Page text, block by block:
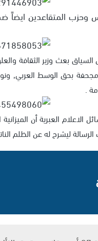
بعث وزير الثقافة
مجحفة بحق الوسط
.
العبرية أن الميزانية
ليشرح له عن الظلم